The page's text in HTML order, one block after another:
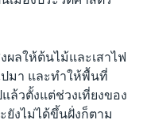
ผลให้ต้นไม้และเสาไฟ
ปมา และทำให้พื้นที่
ล้วตั้งแต่ช่วงเที่ยงของ
ยังไม่ได้ขึ้นฝั่งก็ตาม